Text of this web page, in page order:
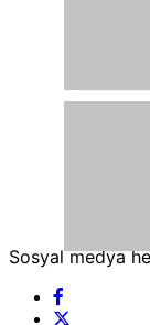
Sosyal medya